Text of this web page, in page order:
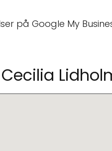
på Google My